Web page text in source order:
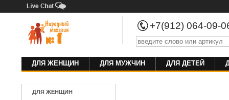
+7(912) 064-09-
ДЛЯ ЖЕНЩИН ДЛЯ МУЖЧИН ДЛЯ ДЕТЕЙ
ДЛЯ ЖЕНЩИН